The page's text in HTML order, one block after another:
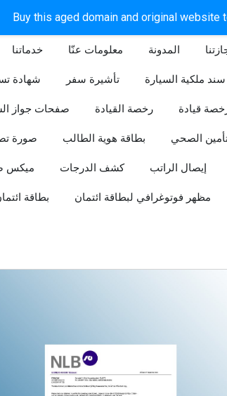
Buy this aged domain and original
خدماتنا معلومات عنّا المدونة
شهادة تأشيرة سفر سند ملكية السيارة
صفحات جواز رخصة القيادة قيادة
صورة بطاقة هوية الطالب الصحي
ميكس كشف الدرجات إيصال الراتب
بطاقة مظهر فوتوغرافي لبطاقة ائتمان